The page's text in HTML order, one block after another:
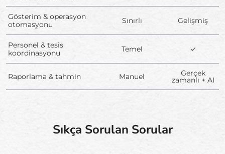
Gösterim & operasyon
otomasyonu
Sınırlı Gelişmiş
Personel & tesis
koordinasyonu
Temel ✓
Raporlama & tahmin Manuel Gerçek
zamanlı + AI
Sıkça Sorulan Sorular